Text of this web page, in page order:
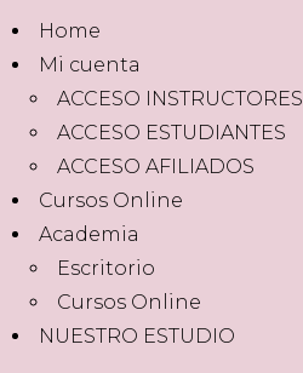
Home
Mi cuenta
ACCESO INSTRUCTORES
ACCESO ESTUDIANTES
ACCESO AFILIADOS
Cursos Online
Academia
Escritorio
Cursos Online
NUESTRO ESTUDIO